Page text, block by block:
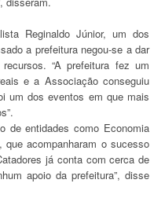
Júnior, um dos
a prefeitura negou-se a dar
“A prefeitura fez um
e a Associação conseguiu
um dos eventos em que mais
entidades como Economia
acompanharam o sucesso
já conta com cerca de
apoio da prefeitura”, disse